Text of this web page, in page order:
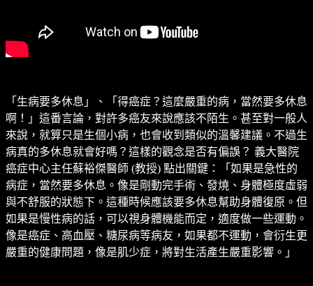
「生病要多休息」、「得癌症？這麼嚴重的病，當然要多休息
啊！」這番言論，對許多癌友來說應該不陌生。甚至對一般人
來說，就算只是生個小病，也會收到類似的溫馨建議。不過生
病真的多休息就會好嗎？這樣的觀念是否有偏誤？ 義大醫院
癌症中心主任蘇裕傑醫師 (教授) 點出關鍵：「如果是急性的
病症，當然要多休息。像是剛動完手術、發燒、身體極度虛弱
與不舒服的狀態下。這種時候應該要多休息幫助身體復原。但
如果是慢性病的話，可以視身體機能而定，適度做一些運動。
像是癌症、高血壓、糖尿病等病友，如果都不運動，會衍生更
嚴重的健康問題，像是肌少症，將對生活產生嚴重影響。」